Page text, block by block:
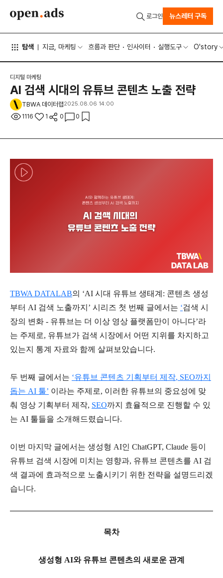
탐색 지금, 마케팅 흐름과 판단 인사이터 실행도구 O'story
로그인 뉴스레터 구독
디지털 마케팅
AI 검색 시대의 유튜브 콘텐츠 노출 전략
TBWA 데이터랩2025.08.06 14:00
1116 1 0 0
TBWA DATALAB의 ‘AI 시대 유튜브 생태계 : 콘텐츠 생성
부터 AI 검색 노출까지 ’ 시리즈 첫 번째 글에서는 ‘검색 시
장의 변화 - 유튜브는 더 이상 영상 플랫폼만이 아니다’라
는 주제로, 유튜브가 검색 시장에서 어떤 지위를 차지하고
있는지 통계 자료와 함께 살펴보았습니다.
두 번째 글에서는 ‘유튜브 콘텐츠 기획부터 제작, SEO까지
돕는 AI 툴’ 이라는 주제로, 이러한 유튜브의 중요성에 맞
춰 영상 기획부터 제작, SEO까지 효율적으로 진행할 수 있
는 AI 툴들을 소개해드렸습니다.
이번 마지막 글에서는 생성형 AI인 ChatGPT, Claude 등이
유튜브 검색 시장에 미치는 영향과, 유튜브 콘텐츠를 AI 검
색 결과에 효과적으로 노출시키기 위한 전략을 설명드리겠
습니다.
목차
생성형 AI와 유튜브 콘텐츠의 새로운 관계